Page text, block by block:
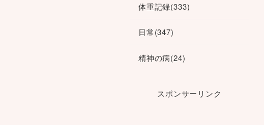
体重記録(333)
日常(347)
精神の病(24)
スポンサーリンク